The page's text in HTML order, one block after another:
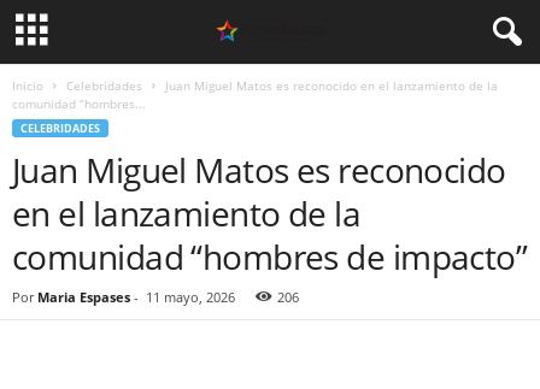
Inicio Celebridades
Juan Miguel Matos es reconocido en el lanzamiento de la
comunidad “hombres...
CELEBRIDADES
Juan Miguel Matos es reconocido
en el lanzamiento de la
comunidad “hombres de impacto”
Por Maria Espases - 11 mayo, 2026 206